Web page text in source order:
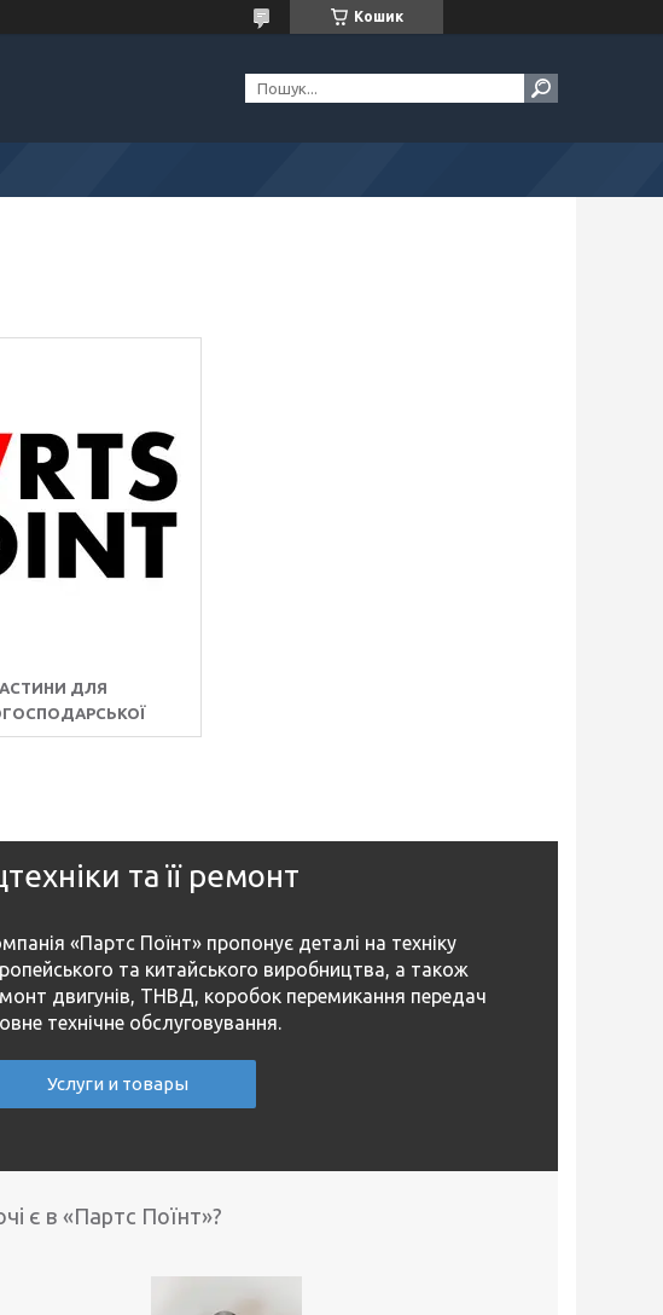
Кошик
ДЛЯ
та її ремонт
«Партс Поїнт» пропонує деталі на техніку
та китайського виробництва, а також
двигунів, ТНВД, коробок перемикання передач
технічне обслуговування.
Услуги и товары
є в «Партс Поїнт»?